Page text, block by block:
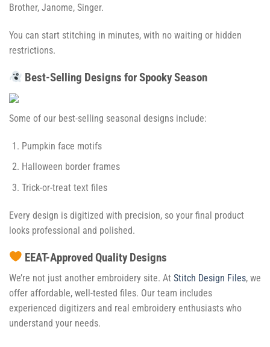
Brother, Janome, Singer.
You can start stitching in minutes, with no waiting or hidden
restrictions.
Best-Selling Designs for Spooky Season
Some of our best-selling seasonal designs include:
Pumpkin face motifs
Halloween border frames
Trick-or-treat text files
Every design is digitized with precision, so your final product
looks professional and polished.
EEAT-Approved Quality Designs
We’re not just another embroidery site. At Stitch Design Files, we
offer affordable, well-tested files. Our team includes
experienced digitizers and real embroidery enthusiasts who
understand your needs.